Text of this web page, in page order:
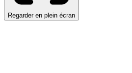
Regarder en plein écran